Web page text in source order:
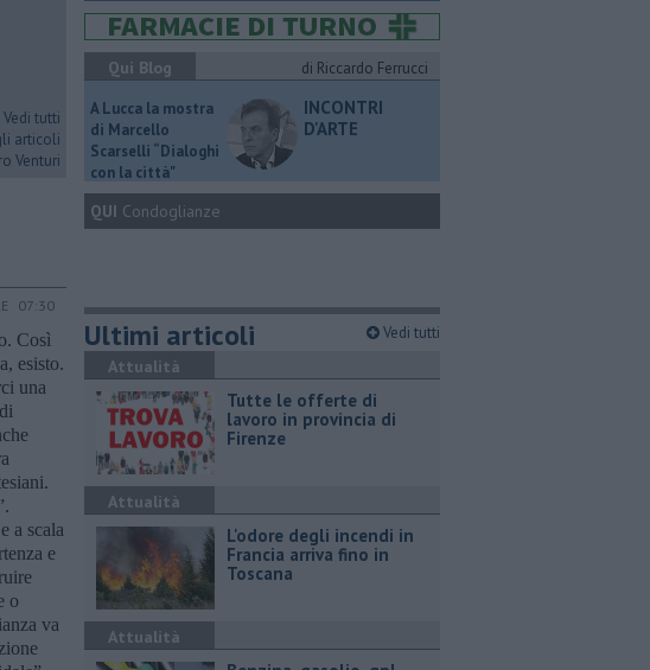
Vedi tutti
articoli
Venturi
07:30
Così
esisto.
una
a scala
e
o
va
Qui Blog
di Riccardo Ferrucci
A Lucca la mostra
di Marcello
Scarselli “Dialoghi
con la città"
INCONTRI
D'ARTE
QUI Condoglianze
Ultimi articoli Vedi tutti
Attualità
​Tutte le offerte di
lavoro in provincia di
Firenze
Attualità
L'odore degli incendi in
Francia arriva fino in
Toscana
Attualità